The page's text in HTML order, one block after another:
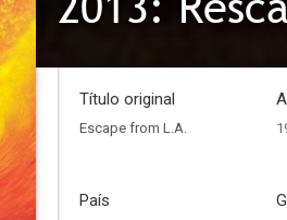
Título original
Escape from L.A.
País